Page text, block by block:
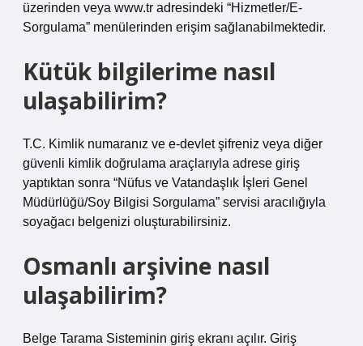
üzerinden veya www.tr adresindeki “Hizmetler/E-
Sorgulama” menülerinden erişim sağlanabilmektedir.
Kütük bilgilerime nasıl
ulaşabilirim?
T.C. Kimlik numaranız ve e-devlet şifreniz veya diğer
güvenli kimlik doğrulama araçlarıyla adrese giriş
yaptıktan sonra “Nüfus ve Vatandaşlık İşleri Genel
Müdürlüğü/Soy Bilgisi Sorgulama” servisi aracılığıyla
soyağacı belgenizi oluşturabilirsiniz.
Osmanlı arşivine nasıl
ulaşabilirim?
Belge Tarama Sisteminin giriş ekranı açılır. Giriş